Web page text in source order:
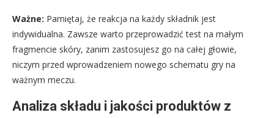
Ważne: Pamiętaj, że reakcja na każdy składnik jest
indywidualna. Zawsze warto przeprowadzić test na małym
fragmencie skóry, zanim zastosujesz go na całej głowie,
niczym przed wprowadzeniem nowego schematu gry na
ważnym meczu.
Analiza składu i jakości produktów z